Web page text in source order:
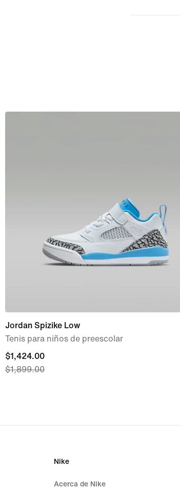
Jordan Spizike Low
Tenis para niños de preescolar
current
price
$1,899.00
$1,424.00
$1,899.00
Nike
Acerca de Nike